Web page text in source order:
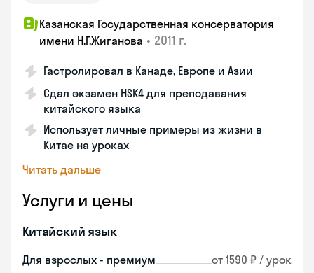
Казанская Государственная консерватория
имени Н.Г.Жиганова • 2011 г.
Гастролировал в Канаде, Европе и Азии
Сдал экзамен HSK4 для преподавания
китайского языка
Использует личные примеры из жизни в
Китае на уроках
Читать дальше
Услуги и цены
Китайский язык
Для взрослых - премиум от 1590 ₽ / урок